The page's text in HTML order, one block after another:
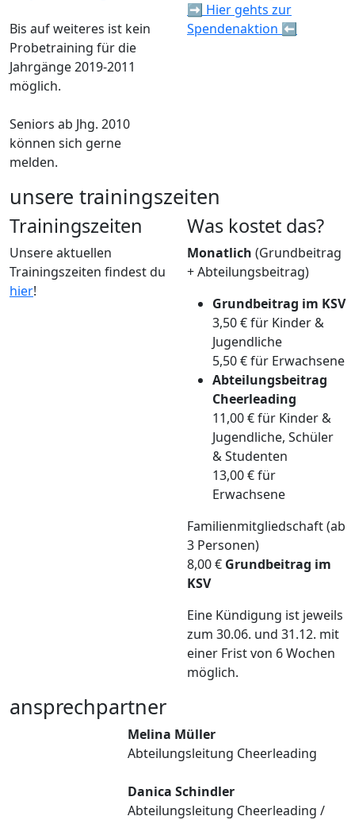
Bis auf weiteres ist kein
Probetraining für die
Jahrgänge 2019-2011
möglich.
Seniors ab Jhg. 2010
können sich gerne
melden.
➡️ Hier gehts zur
Spendenaktion ⬅️
unsere trainingszeiten
Trainingszeiten
Unsere aktuellen
Trainingszeiten findest du
hier!
Was kostet das?
Monatlich (Grundbeitrag
+ Abteilungsbeitrag)
Grundbeitrag im KSV
3,50 €für Kinder &
Jugendliche
5,50 € für Erwachsene
Abteilungsbeitrag
Cheerleading
11,00 €für Kinder &
Jugendliche, Schüler
& Studenten
13,00 € für
Erwachsene
Familienmitgliedschaft (ab
3 Personen)
8,00 € Grundbeitrag im
KSV
Eine Kündigung ist jeweils
zum 30.06. und 31.12. mit
einer Frist von 6 Wochen
möglich.
ansprechpartner
Melina Müller
Abteilungsleitung Cheerleading
Danica Schindler
Abteilungsleitung Cheerleading /